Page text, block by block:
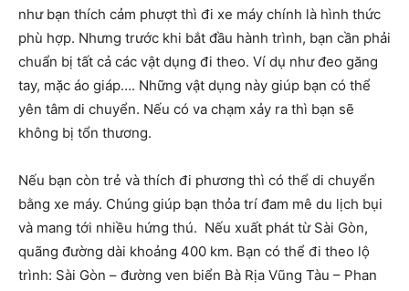
như bạn thích cảm phượt thì đi xe máy chính là hình thức
phù hợp. Nhưng trước khi bắt đầu hành trình, bạn cần phải
chuẩn bị tất cả các vật dụng đi theo. Ví dụ như đeo găng
tay, mặc áo giáp…. Những vật dụng này giúp bạn có thể
yên tâm di chuyển. Nếu có va chạm xảy ra thì bạn sẽ
không bị tổn thương.
Nếu bạn còn trẻ và thích đi phương thì có thể di chuyển
bằng xe máy. Chúng giúp bạn thỏa trí đam mê du lịch bụi
và mang tới nhiều hứng thú. Nếu xuất phát từ Sài Gòn,
quãng đường dài khoảng 400 km. Bạn có thể đi theo lộ
trình: Sài Gòn – đường ven biển Bà Rịa Vũng Tàu – Phan